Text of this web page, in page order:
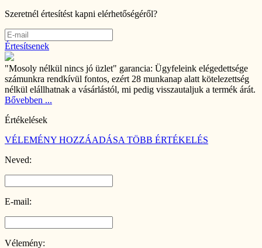
Szeretnél értesítést kapni elérhetőségéről?
Értesítsenek
"Mosoly nélkül nincs jó üzlet" garancia: Ügyfeleink elégedettsége
számunkra rendkívül fontos, ezért 28 munkanap alatt kötelezettség
nélkül elállhatnak a vásárlástól, mi pedig visszautaljuk a termék árát.
Bővebben ...
Értékelések
VÉLEMÉNY HOZZÁADÁSA TÖBB ÉRTÉKELÉS
Neved:
E-mail:
Vélemény: